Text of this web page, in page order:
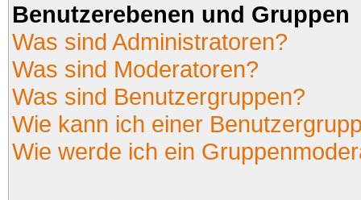
Benutzerebenen und Gruppen
Was sind Administratoren?
Was sind Moderatoren?
Was sind Benutzergruppen?
Wie kann ich einer
Wie werde ich ein